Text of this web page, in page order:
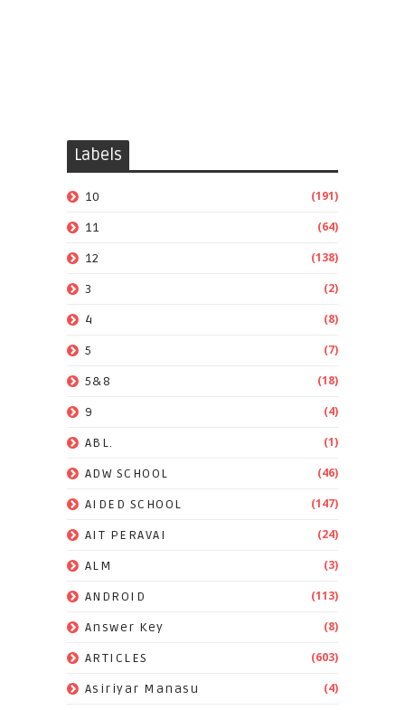
Labels
10 (191)
11 (64)
12 (138)
3 (2)
4 (8)
5 (7)
5&8 (18)
9 (4)
ABL. (1)
ADW SCHOOL (46)
AIDED SCHOOL (147)
AIT PERAVAI (24)
ALM (3)
ANDROID (113)
Answer Key (8)
ARTICLES (603)
Asiriyar Manasu (4)